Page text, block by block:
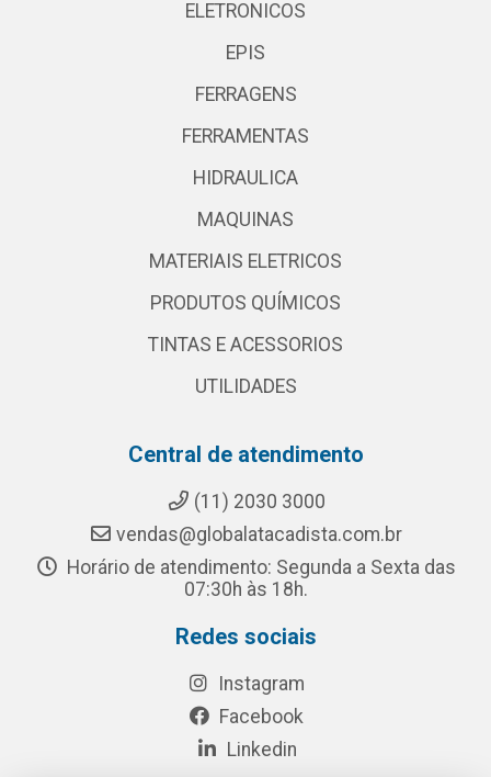
ELETRONICOS
EPIS
FERRAGENS
FERRAMENTAS
HIDRAULICA
MAQUINAS
MATERIAIS ELETRICOS
PRODUTOS QUÍMICOS
TINTAS E ACESSORIOS
UTILIDADES
Central de atendimento
(11) 2030 3000
vendas@globalatacadista.com.br
Horário de atendimento: Segunda a Sexta das
07:30h às 18h.
Redes sociais
Instagram
Facebook
Linkedin